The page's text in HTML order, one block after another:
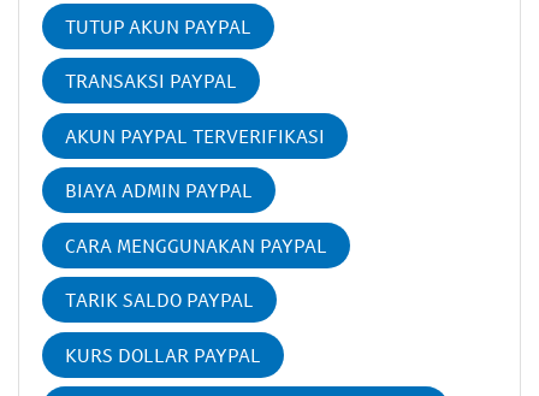
TUTUP AKUN PAYPAL
TRANSAKSI PAYPAL
AKUN PAYPAL TERVERIFIKASI
BIAYA ADMIN PAYPAL
CARA MENGGUNAKAN PAYPAL
TARIK SALDO PAYPAL
KURS DOLLAR PAYPAL